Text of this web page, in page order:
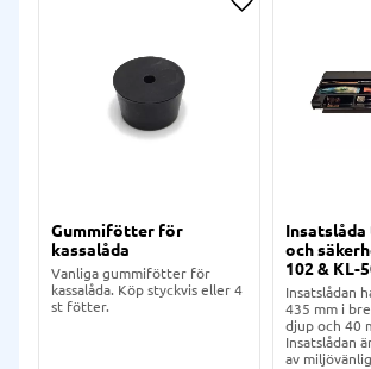
Gummifötter för
kassalåda
Vanliga gummifötter för
kassalåda. Köp styckvis eller 4
st fötter.
Lägg till i
och
102 & KL-
Insatslådan
435 mm i
djup och 40
Insatslådan
av